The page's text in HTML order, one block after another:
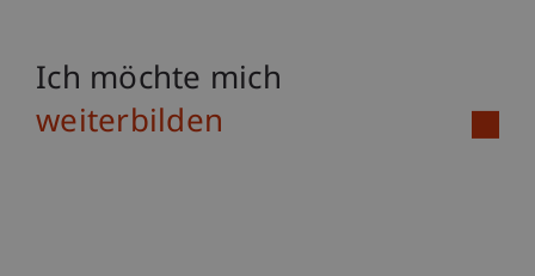
Ich möchte mich
weiterbilden